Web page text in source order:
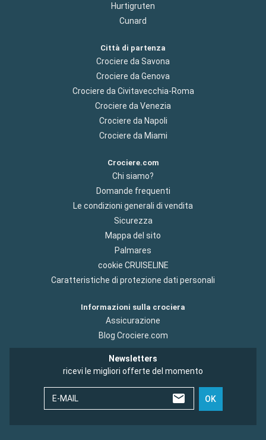
Hurtigruten
Cunard
Città di partenza
Crociere da Savona
Crociere da Genova
Crociere da Civitavecchia-Roma
Crociere da Venezia
Crociere da Napoli
Crociere da Miami
Crociere.com
Chi siamo?
Domande frequenti
Le condizioni generali di vendita
Sicurezza
Mappa del sito
Palmares
cookie CRUISELINE
Caratteristiche di protezione dati personali
Informazioni sulla crociera
Assicurazione
Blog Crociere.com
Newsletters
ricevi le migliori offerte del momento
E-MAIL OK